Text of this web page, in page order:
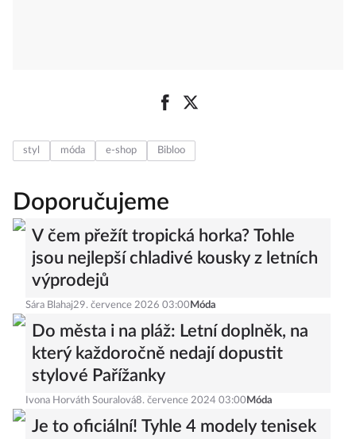
styl móda e-shop Bibloo
Doporučujeme
V čem přežít tropická horka? Tohle
jsou nejlepší chladivé kousky z letních
výprodejů
Sára Blahaj29. července 2026 03:00 Móda
Do města i na pláž: Letní doplněk, na
který každoročně nedají dopustit
stylové Pařížanky
Ivona Horváth Souralová8. července 2024 03:00 Móda
Je to oficiální! Tyhle 4 modely tenisek